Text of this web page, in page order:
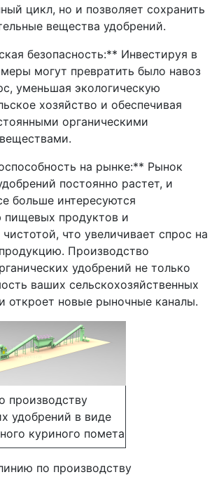
цикл, но и позволяет сохранить
вещества удобрений.
безопасность:** Инвестируя в
могут превратить было навоз
уменьшая экологическую
хозяйство и обеспечивая
органическими
на рынке:** Рынок
постоянно растет, и
больше интересуются
пищевых продуктов и
что увеличивает спрос на
Производство
удобрений не только
ваших сельскохозяйственных
откроет новые рыночные каналы.
производству
удобрений в виде
куриного помета
по производству